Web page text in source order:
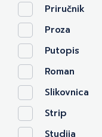
Priručnik
Proza
Putopis
Roman
Slikovnica
Strip
Studija